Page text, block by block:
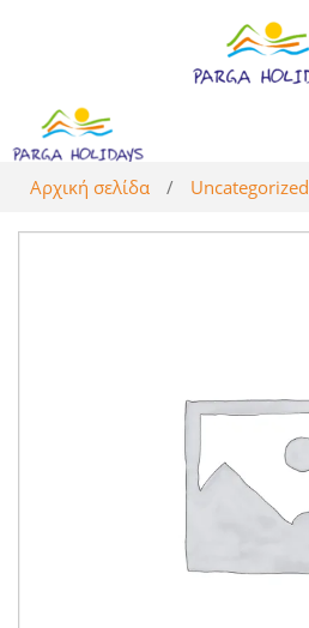
Αρχική σελίδα / Uncategorized